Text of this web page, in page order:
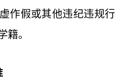
作假或其他违纪违规行
籍。